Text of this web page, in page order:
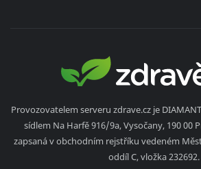
Provozovatelem serveru zdrave.cz je
sídlem Na Harfě 916/9a, Vysočany, 190 00
zapsaná v obchodním rejstříku vedeném
oddíl C, vložka 232692.